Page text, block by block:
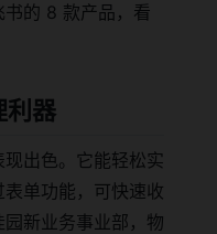
书的 8 款产品，看
利器
出色。它能轻松实
单功能，可快速收
新业务事业部，物